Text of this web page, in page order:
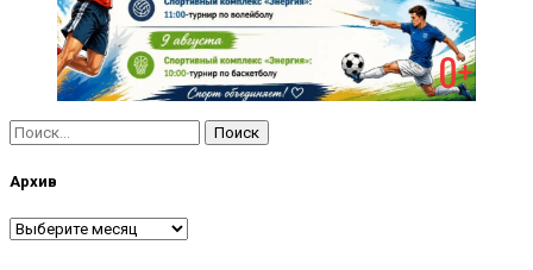
Найти:
Архив
Архив